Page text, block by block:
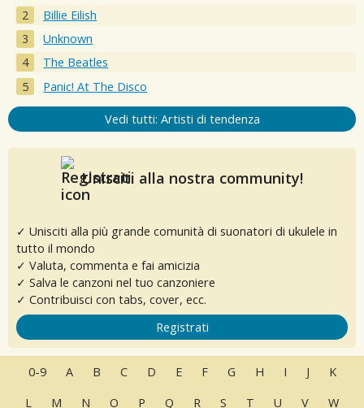
Billie Eilish
Unknown
The Beatles
Panic! At The Disco
Vedi tutti: Artisti di tendenza
Unisciti alla nostra community!
✓ Unisciti alla più grande comunità di suonatori di ukulele in
tutto il mondo
✓ Valuta, commenta e fai amicizia
✓ Salva le canzoni nel tuo canzoniere
✓ Contribuisci con tabs, cover, ecc.
Registrati
0-9 A B C D E F G H I J
K
L
M N O P Q R S T U V W